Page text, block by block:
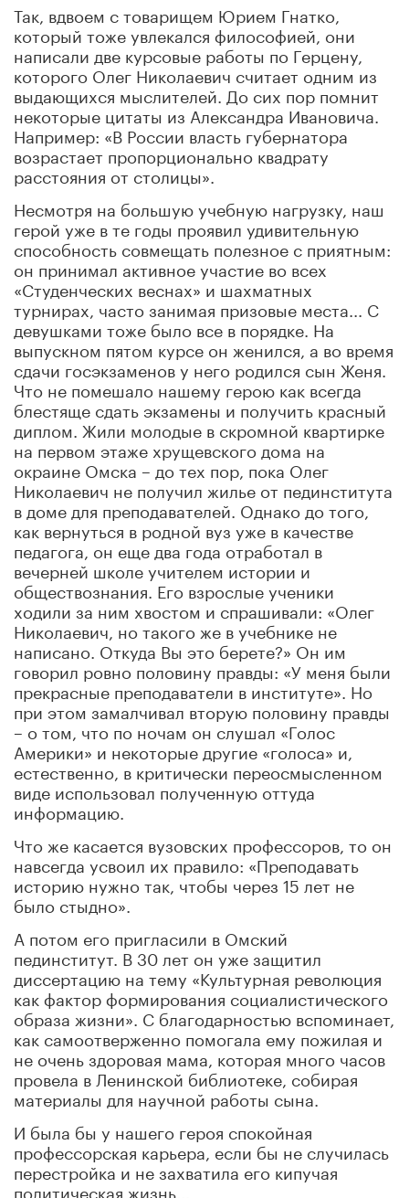
Так, вдвоем с товарищем Юрием Гнатко,
который тоже увлекался философией, они
написали две курсовые работы по Герцену,
которого Олег Николаевич считает одним из
выдающихся мыслителей. До сих пор помнит
некоторые цитаты из Александра Ивановича.
Например: «В России власть губернатора
возрастает пропорционально квадрату
расстояния от столицы».
Несмотря на большую учебную нагрузку, наш
герой уже в те годы проявил удивительную
способность совмещать полезное с приятным:
он принимал активное участие во всех
«Студенческих веснах» и шахматных
турнирах, часто занимая призовые места... С
девушками тоже было все в порядке. На
выпускном пятом курсе он женился, а во время
сдачи госэкзаменов у него родился сын Женя.
Что не помешало нашему герою как всегда
блестяще сдать экзамены и получить красный
диплом. Жили молодые в скромной квартирке
на первом этаже хрущевского дома на
окраине Омска – до тех пор, пока Олег
Николаевич не получил жилье от пединститута
в доме для преподавателей. Однако до того,
как вернуться в родной вуз уже в качестве
педагога, он еще два года отработал в
вечерней школе учителем истории и
обществознания. Его взрослые ученики
ходили за ним хвостом и спрашивали: «Олег
Николаевич, но такого же в учебнике не
написано. Откуда Вы это берете?» Он им
говорил ровно половину правды: «У меня были
прекрасные преподаватели в институте». Но
при этом замалчивал вторую половину правды
– о том, что по ночам он слушал «Голос
Америки» и некоторые другие «голоса» и,
естественно, в критически переосмысленном
виде использовал полученную оттуда
информацию.
Что же касается вузовских профессоров, то он
навсегда усвоил их правило: «Преподавать
историю нужно так, чтобы через 15 лет не
было стыдно».
А потом его пригласили в Омский
пединститут. В 30 лет он уже защитил
диссертацию на тему «Культурная революция
как фактор формирования социалистического
образа жизни». С благодарностью вспоминает,
как самоотверженно помогала ему пожилая и
не очень здоровая мама, которая много часов
провела в Ленинской библиотеке, собирая
материалы для научной работы сына.
И была бы у нашего героя спокойная
профессорская карьера, если бы не случилась
перестройка и не захватила его кипучая
политическая жизнь...